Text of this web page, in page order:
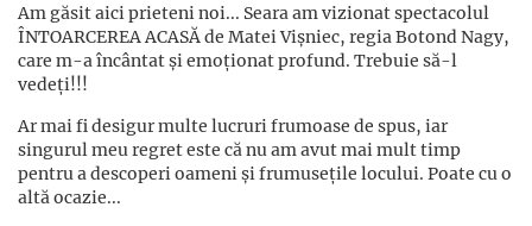
Am găsit aici prieteni noi... Seara am vizionat spectacolul
ÎNTOARCEREA ACASĂ de Matei Vișniec, regia Botond Nagy,
care m-a încântat și emoționat profund. Trebuie să-l
vedeți!!!
Ar mai fi desigur multe lucruri frumoase de spus, iar
singurul meu regret este că nu am avut mai mult timp
pentru a descoperi oameni și frumusețile locului. Poate cu o
altă ocazie...